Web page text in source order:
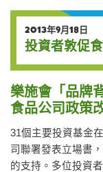
2013年9月18日
投資者敦促
樂施會「品牌
食品公司政策
31個主要投資基金
司聯署發表立場書
的支持。多位投資